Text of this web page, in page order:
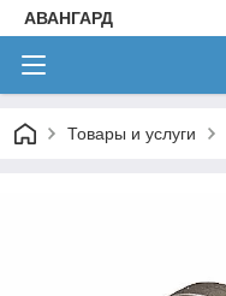
АВАНГАРД
Товары и услуги